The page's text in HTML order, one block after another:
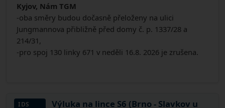
Kyjov, Nám TGM
-oba směry budou dočasně přeloženy na ulici
Jungmannova přibližně před domy č. p. 1337/28 a
214/31,
-pro spoj 130 linky 671 v neděli 16.8. 2026 je zrušena.
IDS
Výluka na lince S6 (Brno - Slavkov u